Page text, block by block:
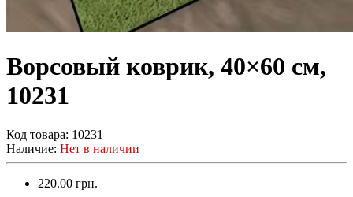
Ворсовый коврик, 40×60 см,
10231
Код товара: 10231
Наличие: Нет в наличии
220.00 грн.